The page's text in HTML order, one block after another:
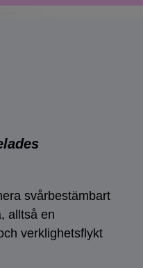
svårbestämbart
alltså en
verklighetsflykt